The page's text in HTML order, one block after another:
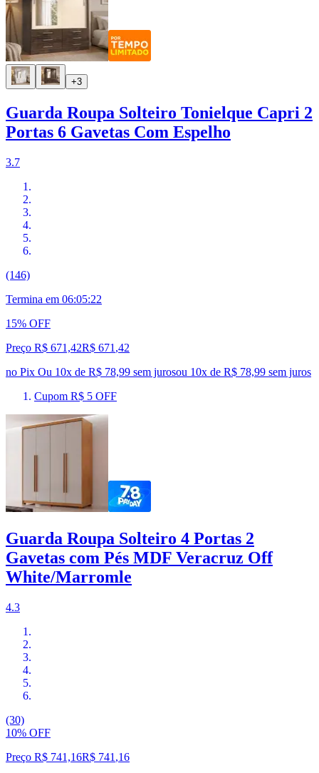
+3
Guarda Roupa Solteiro Tonielque Capri 2
Portas 6 Gavetas Com Espelho
3.7
(146)
Termina em 06:05:21
15% OFF
Preço R$ 671,42R$ 671 ,42
no Pix Ou 10x de R$ 78,99 sem jurosou 10x de R$ 78,99 sem juros
Cupom R$ 5 OFF
Guarda Roupa Solteiro 4 Portas 2
Gavetas com Pés MDF Veracruz Off
White/Marromle
4.3
(30)
10% OFF
Preço R$ 741,16R$ 741 ,16